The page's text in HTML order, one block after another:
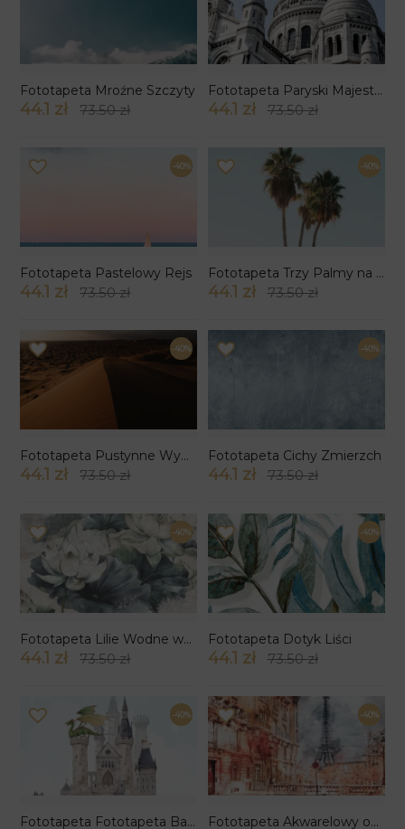
Fototapeta Mroźne Szczyty
44.1 zł 73.50 zł
Fototapeta Paryski Majestat
44.1 zł 73.50 zł
-40%
Fototapeta Pastelowy Rejs
44.1 zł 73.50 zł
-40%
Fototapeta Trzy Palmy na Jasnym Niebie
44.1 zł 73.50 zł
-40%
Fototapeta Pustynne Wydmy
44.1 zł 73.50 zł
-40%
Fototapeta Cichy Zmierzch
44.1 zł 73.50 zł
-40%
Fototapeta Lilie Wodne wzór 5
44.1 zł 73.50 zł
-40%
Fototapeta Dotyk Liści
44.1 zł 73.50 zł
-40%
Fototapeta Fototapeta Bajkowy Zamek ze Smokiem
-40%
Fototapeta Akwarelowy obraz Paryż z Wieżą Eiffla